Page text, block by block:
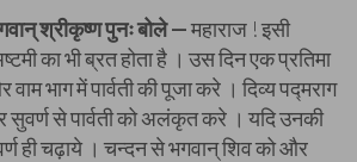
श्रीकृष्ण पुनः बोले —महाराज ! इसी
का भी ब्रत होता है । उस दिन एक प्रतिमा
भाग में पार्वती की पूजा करे । दिव्य पद्मराग
से पार्वती को अलंकृत करे । यदि उनकी
ही चढ़ाये । चन्दन से भगवान् शिव को और